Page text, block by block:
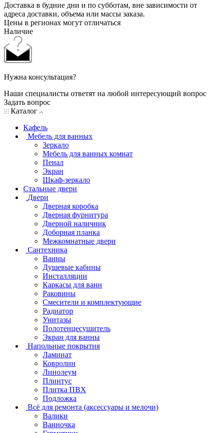
Доставка в будние дни и по субботам, вне зависимости от
адреса доставки, объема или массы заказа.
Цены в регионах могут отличаться
Наличие
Нужна консультация?
Наши специалисты ответят на любой интересующий вопрос
Задать вопрос
Каталог
Кафель
Мебель для ванных
Зеркало
Мебель для ванных комнат
Пенал
Экран
Шкаф-зеркало
Стальные двери
Двери
Дверная коробка
Дверная фурнитура
Дверной наличник
Доборная планка
Межкомнатные двери
Сантехника
Ванны
Душевые кабины
Инсталляции
Каркасы для ванн
Раковины
Смесители и комплектующие
Радиатор
Унитазы
Полотенцесушитель
Экран для ванны
Напольные покрытия
Ламинат
Ковролин
Линолеум
Плинтус
Плитка ПВХ
Подложка
Всё для ремонта (аксессуары и мелочи)
Валики
Ванночка